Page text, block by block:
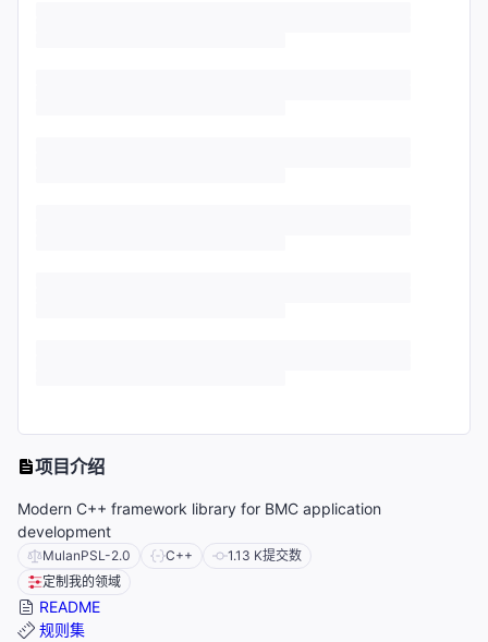
项目介绍
Modern C++ framework library for BMC application
development
MulanPSL-2.0 C++ 1.13 K提交数
定制我的领域
README
规则集